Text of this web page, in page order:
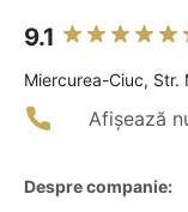
9.1
Miercurea-Ciuc, Str.
Afișează
Despre companie: